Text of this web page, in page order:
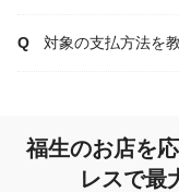
対象の支払方法を
福生のお店を
レスで最